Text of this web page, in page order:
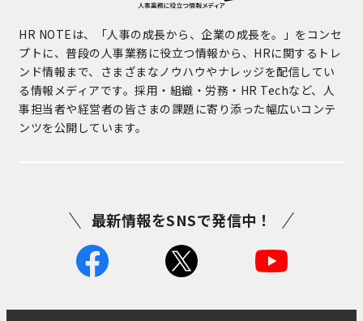
HR NOTEは、「人事の成長から、企業の成長を。」をコンセ
プトに、普段の人事業務に役立つ情報から、HRに関するトレ
ンド情報まで、さまざまなノウハウやナレッジを配信してい
る情報メディアです。採用・組織・労務・HR Techなど、人
事担当者や経営者の皆さまの課題に寄り添った幅広いコンテ
ンツを公開しています。
最新情報をSNSで発信中！